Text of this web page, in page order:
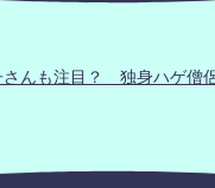
さんも注目？ 独身ハゲ僧